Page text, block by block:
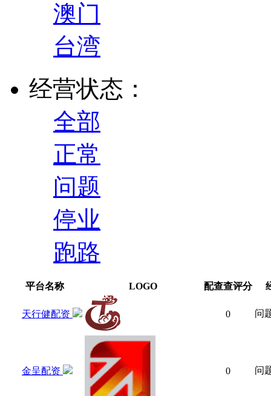
澳门
台湾
经营状态：
全部
正常
问题
停业
跑路
平台名称 LOGO 配查查评分
天行健配资 0 问
金呈配资 0 问